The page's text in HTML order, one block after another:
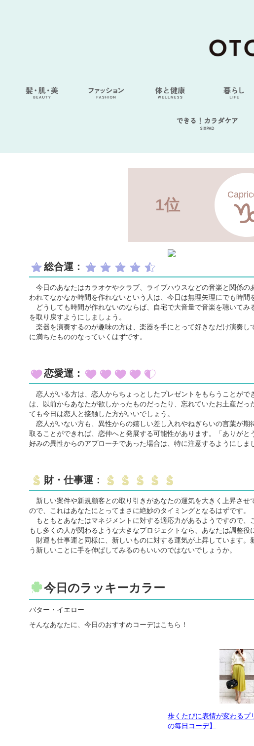
できる！カラダケア
SIXPAD
1位
総合運：
今日のあなたはカラオケやクラブ、ライブハウスなどの音楽と関係
われてなかなか時間を作れないという人は、今日は無理矢理にでも時間
どうしても時間が作れないのならば、自宅で大音量で音楽を聴いて
を取り戻すようにしましょう。
楽器を演奏するのが趣味の方は、楽器を手にとって好きなだけ演奏
に満ちたもののなっていくはずです。
恋愛運：
恋人がいる方は、恋人からちょっとしたプレゼントをもらうことが
は、以前からあなたが欲しかったものだったり、忘れていたお土産だ
ても今日は恋人と接触した方がいいでしょう。
恋人がいない方も、異性からの嬉しい差し入れやねぎらいの言葉が
取ることができれば、恋仲へと発展する可能性があります。「ありが
好みの異性からのアプローチであった場合は、特に注意するようにしま
財・仕事運：
新しい案件や新規顧客との取り引きがあなたの運気を大きく上昇さ
ので、これはあなたにとってまさに絶妙のタイミングとなるはずです。
もともとあなたはマネジメントに対する適応力があるようですので、
もし多くの人が関わるような大きなプロジェクトなら、あなたは調整役
財運も仕事運と同様に、新しいものに対する運気が上昇しています
う新しいことに手を伸ばしてみるのもいいのではないでしょうか。
今日のラッキーカラー
バター・イエロー
そんなあなたに、今日のおすすめコーデはこちら！
歩くたびに表情が変わるプ
の毎日コーデ】